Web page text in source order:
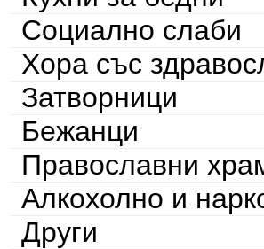
Социално слаби
Хора със
Затворници
Бежанци
Православни
Алкохолно и
Други